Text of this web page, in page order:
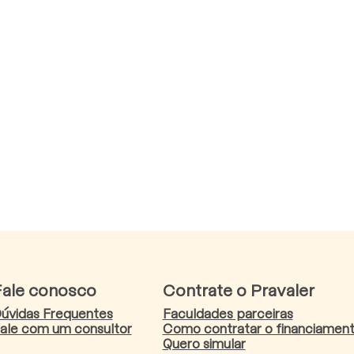
conosco
Frequentes
com um consultor
Contrate o Pravaler
Faculdades parceiras
Como contratar o
Quero simular